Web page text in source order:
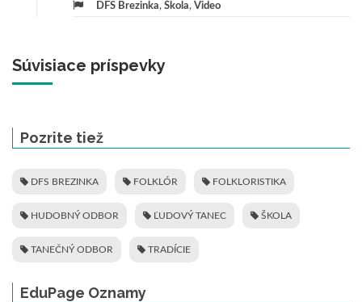
DFS Brezinka, Škola, Video
Súvisiace príspevky
Pozrite tiež
DFS BREZINKA FOLKLÓR FOLKLORISTIKA
HUDOBNÝ ODBOR ĽUDOVÝ TANEC ŠKOLA
TANEČNÝ ODBOR TRADÍCIE
EduPage Oznamy